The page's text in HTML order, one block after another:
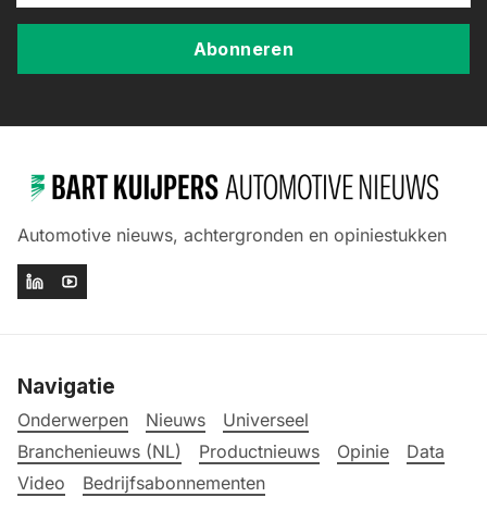
Abonneren
Automotive nieuws, achtergronden en opiniestukken
Navigatie
Onderwerpen Nieuws
Universeel
Branchenieuws (NL)
Productnieuws Opinie
Data
Video
Bedrijfsabonnementen